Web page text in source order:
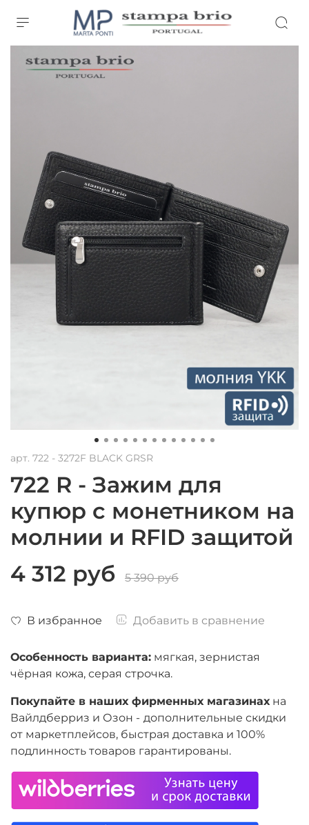
арт. 722 - 3272F BLACK GRSR
722 R - Зажим для
купюр с монетником на
молнии и RFID защитой
В избранное Добавить в сравнение
4 312 руб 5 390 руб
Особенность варианта: мягкая, зернистая
чёрная кожа, серая строчка.
Покупайте в наших фирменных магазинахна
Вайлдберриз и Озон - дополнительные скидки
от маркетплейсов, быстрая доставка и 100%
подлинность товаров гарантированы.